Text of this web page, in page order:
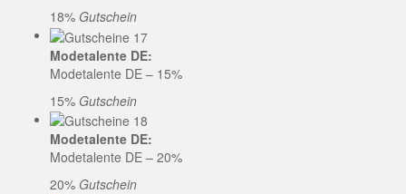
18% Gutschein
Modetalente DE:
Modetalente DE – 15%
15% Gutschein
Modetalente DE:
Modetalente DE – 20%
20% Gutschein